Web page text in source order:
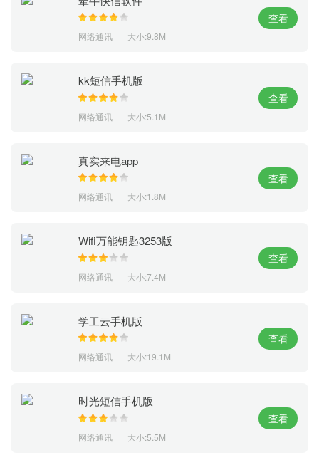
网络通讯 大小:9.8M
查看
kk短信手机版
网络通讯 大小:5.1M
查看
真实来电app
网络通讯 大小:1.8M
查看
Wifi万能钥匙3253版
网络通讯 大小:7.4M
查看
学工云手机版
网络通讯 大小:19.1M
查看
时光短信手机版
网络通讯 大小:5.5M
查看